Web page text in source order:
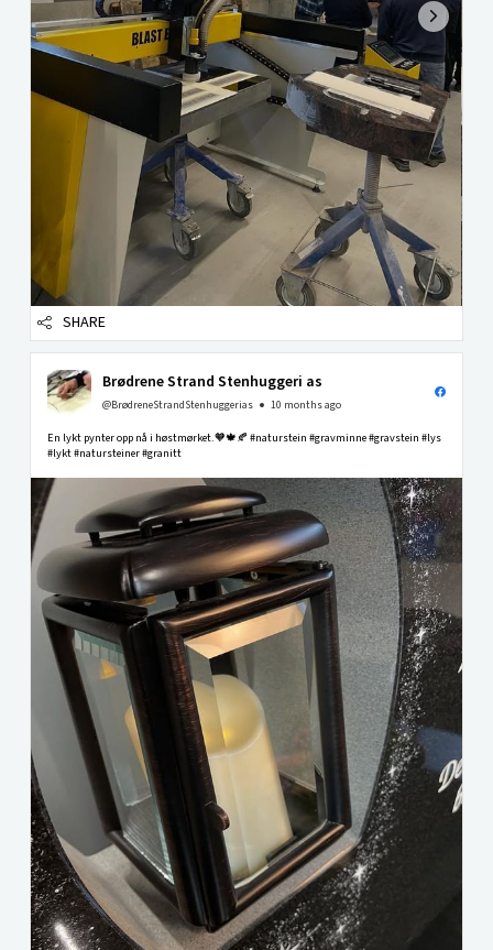
SHARE
Brødrene Strand Stenhuggeri as
@BrødreneStrandStenhuggerias 10 months ago
En lykt pynter opp nå i høstmørket.🧡🍁🍂 #naturstein #gravminne #gravstein #lys
#lykt #natursteiner #granitt